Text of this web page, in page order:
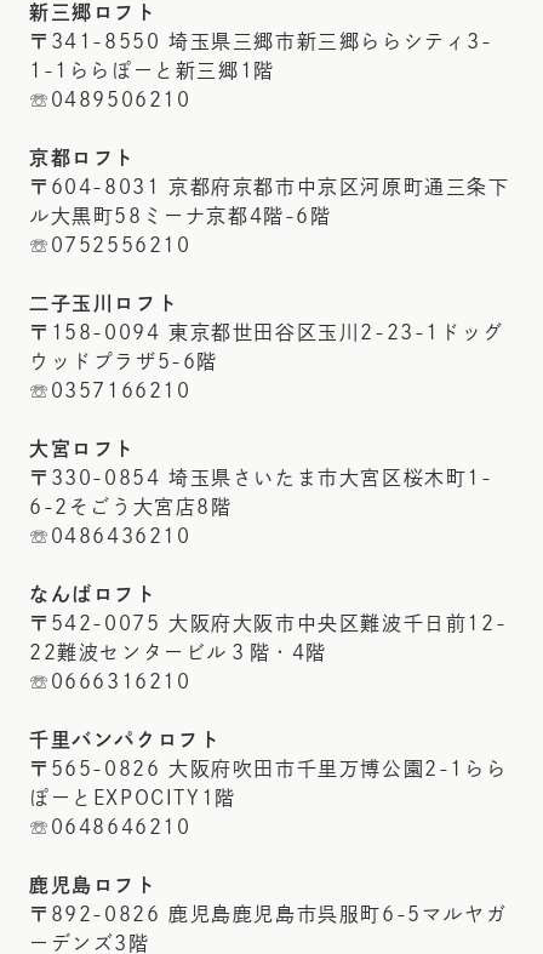
新三郷ロフト
〒341-8550 埼玉県三郷市新三郷ららシティ3-
1-1ららぽーと新三郷1階
☏0489506210
京都ロフト
〒604-8031 京都府京都市中京区河原町通三条下
ル大黒町58ミーナ京都4階-6階
☏0752556210
二子玉川ロフト
〒158-0094 東京都世田谷区玉川2-23-1ドッグ
ウッドプラザ5-6階
☏0357166210
大宮ロフト
〒330-0854 埼玉県さいたま市大宮区桜木町1-
6-2そごう大宮店8階
☏0486436210
なんばロフト
〒542-0075 大阪府大阪市中央区難波千日前12-
22難波センタービル３階・4階
☏0666316210
千里バンパクロフト
〒565-0826 大阪府吹田市千里万博公園2-1らら
ぽーとEXPOCITY1階
☏0648646210
鹿児島ロフト
〒892-0826 鹿児島鹿児島市呉服町6-5マルヤガ
ーデンズ3階